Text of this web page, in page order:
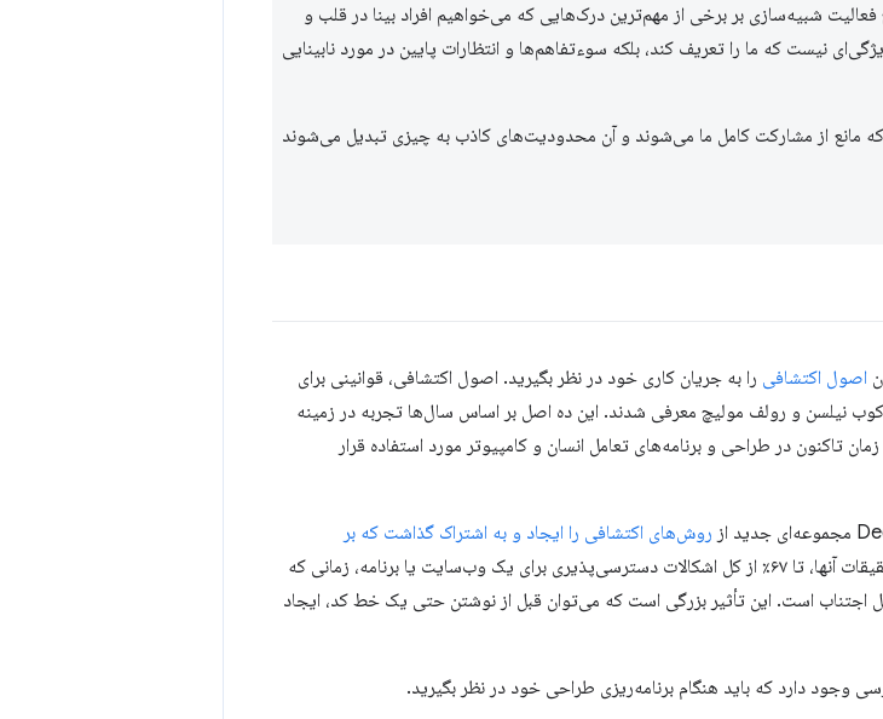
شبیه‌سازی بر برخی از مهم‌ترین درک‌هایی که می‌خواهیم افراد بینا در قلب و
نیست که ما را تعریف کند، بلکه سوءتفاهم‌ها و انتظارات پایین در مورد نابینایی
مانع از مشارکت کامل ما می‌شوند و آن محدودیت‌های کاذب به چیزی تبدیل می‌شوند
اصول اکتشافی را به جریان کاری خود در نظر بگیرید. اصول اکتشافی، قوانینی برای
هستند که در سال ۱۹۹۰ توسط یاکوب نیلسن و رولف مولیچ معرفی شدند. این ده اصل بر اساس سال‌ها تجربه در زمینه
تاکنون در طراحی و برنامه‌های تعامل انسان و کامپیوتر مورد استفاده قرار
روش‌های اکتشافی را ایجاد و به اشتراک گذاشت که بر
. طبق تحقیقات آنها، تا ۶۷٪ از کل اشکالات دسترسی‌پذیری برای یک وب‌سایت یا برنامه، زمانی که
اجتناب است. این تأثیر بزرگی است که می‌توان قبل از نوشتن حتی یک خط کد، ایجاد
وجود دارد که باید هنگام برنامه‌ریزی طراحی خود در نظر بگیرید.